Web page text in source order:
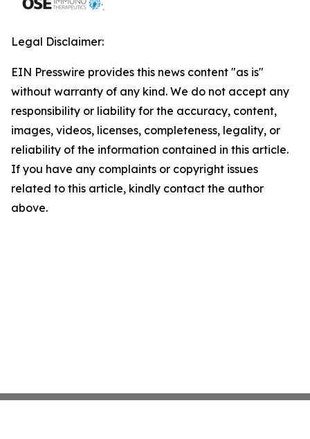
Legal Disclaimer:
EIN Presswire provides this news content "as is"
without warranty of any kind. We do not accept any
responsibility or liability for the accuracy, content,
images, videos, licenses, completeness, legality, or
reliability of the information contained in this article.
If you have any complaints or copyright issues
related to this article, kindly contact the author
above.